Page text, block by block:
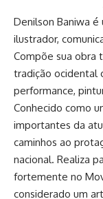
Denilson Baniwa é
ilustrador,
Compõe sua obra
tradição ocidental
performance,
Conhecido como
importantes da
caminhos ao
nacional. Realiza
fortemente no
considerado um